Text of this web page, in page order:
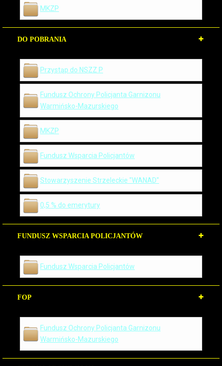
MKZP
DO POBRANIA
Przystąp do NSZZ P
Fundusz Ochrony Policjanta Garnizonu
Warmińsko-Mazurskiego
MKZP
Fundusz Wsparcia Policjantów
Stowarzyszenie Strzeleckie "WANAD"
0,5 % do emerytury
FUNDUSZ WSPARCIA POLICJANTÓW
Fundusz Wsparcia Policjantów
FOP
Fundusz Ochrony Policjanta Garnizonu
Warmińsko-Mazurskiego